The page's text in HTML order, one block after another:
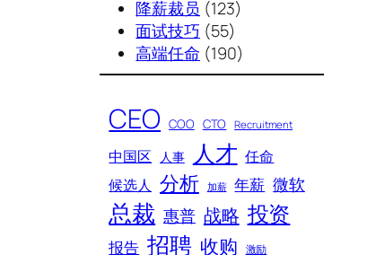
降薪裁员 (123)
面试技巧 (55)
高端任命 (190)
CEO COO CTO Recruitment
中国区 人事 人才 任命
候选人 分析 加薪 年薪 微软
总裁 惠普 战略 投资
报告 招聘 收购 激励